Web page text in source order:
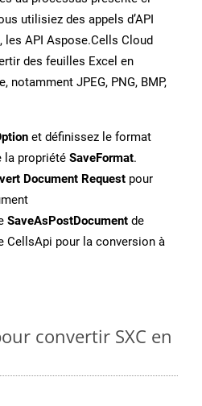
utilisiez des appels d’API
les API Aspose.Cells Cloud
des feuilles Excel en
notamment JPEG, PNG, BMP,
et définissez le format
la propriété SaveFormat.
Document Request pour
SaveAsPostDocument de
CellsApi pour la conversion à
convertir SXC en